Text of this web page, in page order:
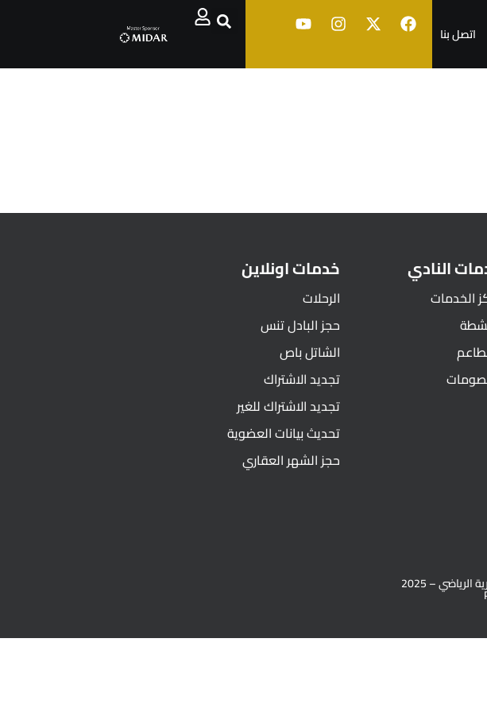
اتصل بنا
النادي
الخدمات
خدمات اونلاين
الرحلات
حجز البادل تنس
الشاتل باص
تجديد الاشتراك
تجديد الاشتراك للغير
تحديث بيانات العضوية
حجز الشهر العقاري
– 2025